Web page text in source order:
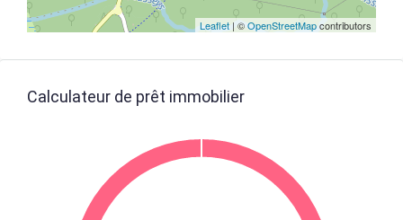
Leaflet | ©OpenStreetMapcontributors
Calculateur de prêt immobilier